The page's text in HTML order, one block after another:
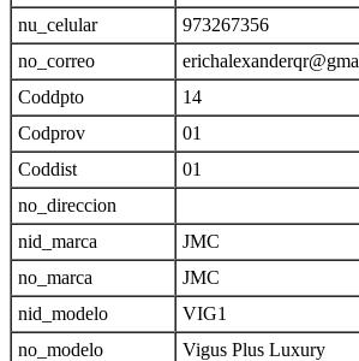
nu_celular
973267356
no_correo
Coddpto
14
Codprov
01
Coddist
01
no_direccion
nid_marca
JMC
no_marca
JMC
nid_modelo
VIG1
no_modelo
Vigus Plus Luxury